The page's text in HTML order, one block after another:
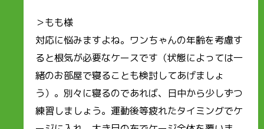
＞もも様
対応に悩みますよね。ワンちゃんの年齢を考慮す
ると根気が必要なケースです（状態によっては一
緒のお部屋で寝ることも検討してあげましょ
う）。別々に寝るのであれば、日中から少しずつ
練習しましょう。運動後等疲れたタイミングでケ